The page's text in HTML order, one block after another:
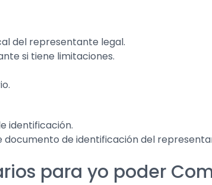
del representante legal.
si tiene limitaciones.
identificación.
de identificación del
para yo poder